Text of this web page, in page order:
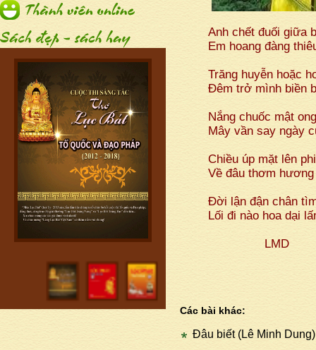
Anh chết đuối giữa
Em hoang đàng
Trăng huyễn hoặc
Đêm trở mình biền
Nắng chuốc mật
Mây vần say ngày
Chiều úp mặt lên
Về đâu thơm
Đời lận đận chân
Lối đi nào hoa dại
LMD
Các bài khác:
Đâu biết (Lê Minh Dung)